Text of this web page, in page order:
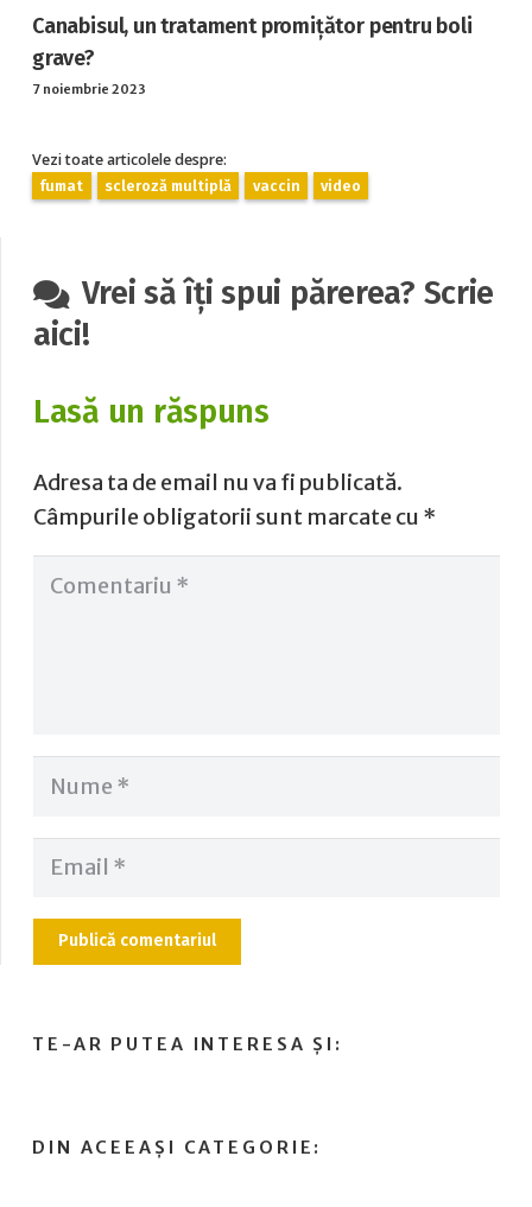
Canabisul, un tratament promițător pentru boli
grave?
7 noiembrie 2023
Vezi toate articolele despre:
fumat scleroză multiplă vaccin video
Vrei să îți spui părerea? Scrie
aici!
Lasă un răspuns
Adresa ta de email nu va fi publicată.
Câmpurile obligatorii sunt marcate cu *
Publică comentariul